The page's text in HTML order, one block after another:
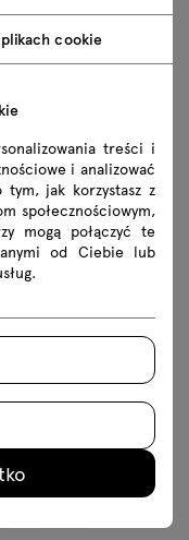
cookie
treści i
i analizować
jak korzystasz z
społecznościowym,
mogą połączyć te
od Ciebie lub